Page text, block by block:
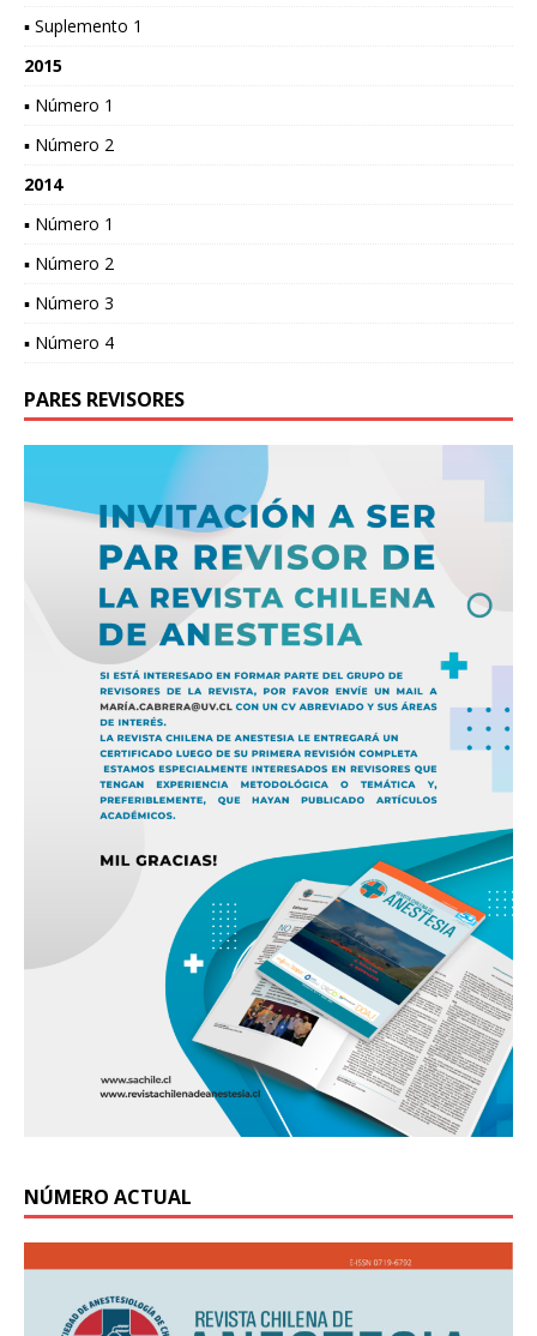
▪ Suplemento 1
2015
▪ Número 1
▪ Número 2
2014
▪ Número 1
▪ Número 2
▪ Número 3
▪ Número 4
PARES REVISORES
NÚMERO ACTUAL